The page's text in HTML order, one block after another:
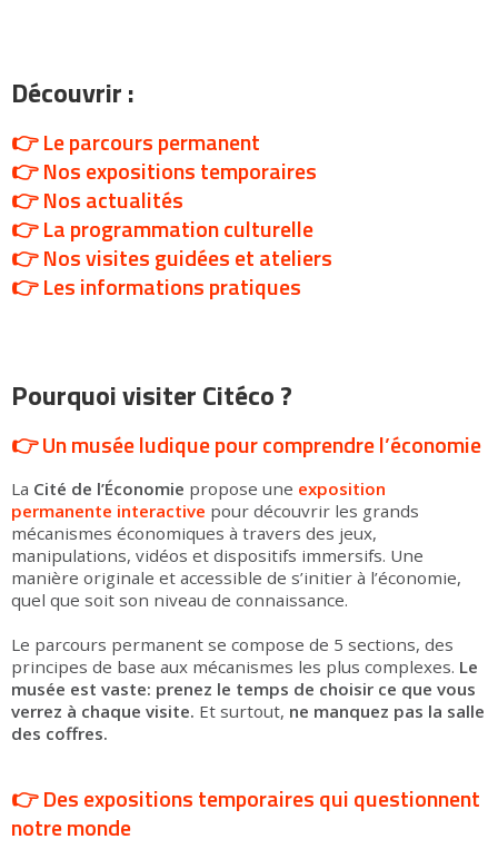
Découvrir :
👉Le parcours permanent
👉Nos expositions temporaires
👉Nos actualités
👉La programmation culturelle
👉Nos visites guidées et ateliers
👉Les informations pratiques
Pourquoi visiter Citéco ?
👉 Un musée ludique pour comprendre l’économie
La Cité de l’Économie propose une exposition
permanente interactive pour découvrir les grands
mécanismes économiques à travers des jeux,
manipulations, vidéos et dispositifs immersifs. Une
manière originale et accessible de s’initier à l’économie,
quel que soit son niveau de connaissance.
Le parcours permanent se compose de 5 sections, des
principes de base aux mécanismes les plus complexes. Le
musée est vaste: prenez le temps de choisir ce que vous
verrez à chaque visite. Et surtout, ne manquez pas la salle
des coffres.
👉 Desexpositions temporairesqui questionnent
notre monde